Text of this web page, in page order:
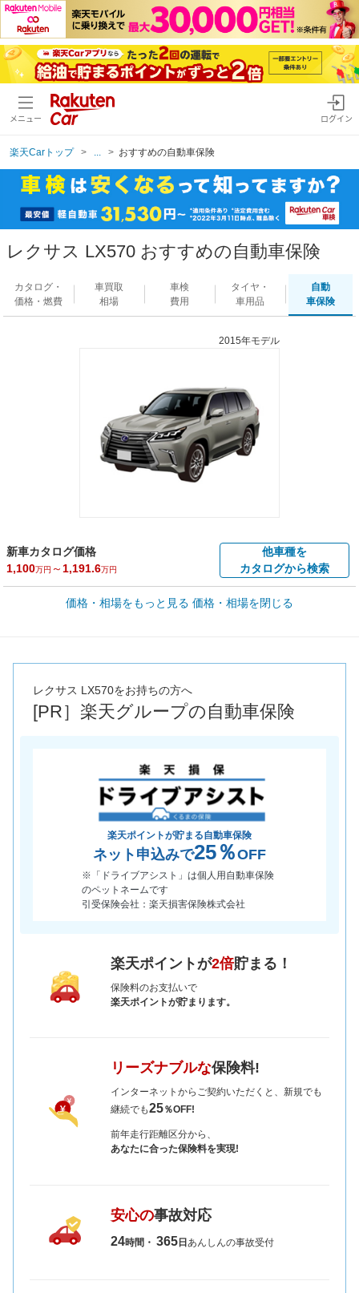
メニュー ログイン
楽天Carトップ おすすめの自動車保険
レクサス LX570 おすすめの自動車保険
カタログ・
価格・燃費
車買取
相場
車検
費用
タイヤ・
車用品
自動
車保険
2015年モデル
新車カタログ価格
1,100万円 ～ 1,191.6万円
他車種を
カタログから検索
車買取価格 *
車買取相場
全国平均の車検価格 *
*当該価格は車種別の価格となります。
価格・相場をもっと見る 価格・相場を閉じる
レクサス LX570をお持ちの方へ
[PR］楽天グループの自動車保険
楽天ポイントが貯まる自動車保険
ネット申込みで25％OFF
※「ドライブアシスト」は個人用自動車保険
のペットネームです
引受保険会社：楽天損害保険株式会社
楽天ポイントが2倍貯まる！
保険料のお支払いで
楽天ポイントが貯まります。
リーズナブルな保険料!
インターネットからご契約いただくと、新規でも
継続でも25％OFF!
前年走行距離区分から、
あなたに合った保険料を実現!
安心の事故対応
24時間・365日あんしんの事故受付